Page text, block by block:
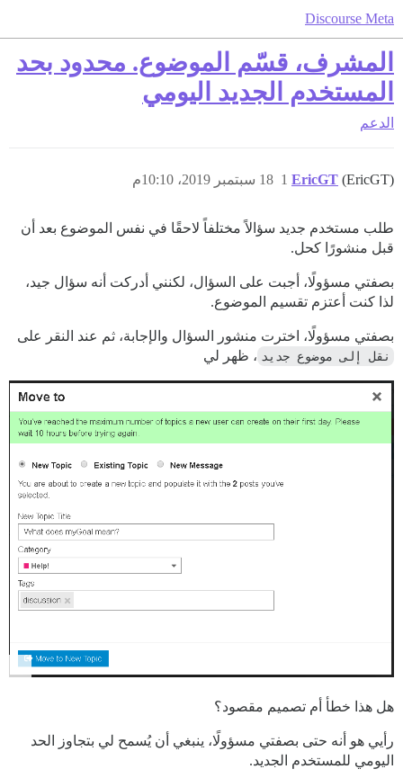
Discourse Meta
المشرف، قسّم الموضوع. محدود بحد
المستخدم الجديد اليومي
الدعم
EricGT (EricGT) 18 سبتمبر 2019، 10:10م 1
طلب مستخدم جديد سؤالاً مختلفاً لاحقًا في نفس الموضوع بعد أن
قبل منشورًا كحل.
بصفتي مسؤولًا، أجبت على السؤال، لكنني أدركت أنه سؤال جيد،
لذا كنت أعتزم تقسيم الموضوع.
بصفتي مسؤولًا، اخترت منشور السؤال والإجابة، ثم عند النقر على
نقل إلى موضوع جديد ، ظهر لي
هل هذا خطأ أم تصميم مقصود؟
رأيي هو أنه حتى بصفتي مسؤولًا، ينبغي أن يُسمح لي بتجاوز الحد
اليومي للمستخدم الجديد.